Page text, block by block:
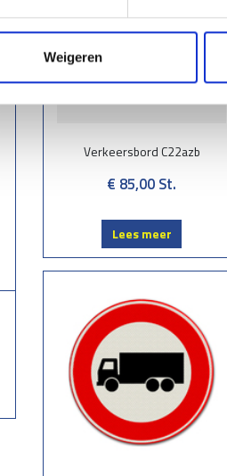
Weigeren
Verkeersbord C22azb
€ 85,00 St.
Lees meer